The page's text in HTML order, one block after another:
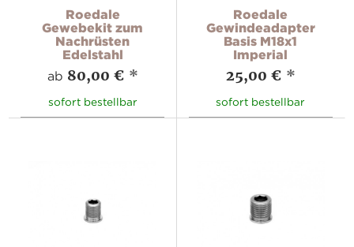
Roedale
Gewebekit zum
Nachrüsten
Edelstahl
ab 80,00 € *
sofort bestellbar
Roedale
Gewindeadapter
Basis M18x1
Imperial
25,00 € *
sofort bestellbar